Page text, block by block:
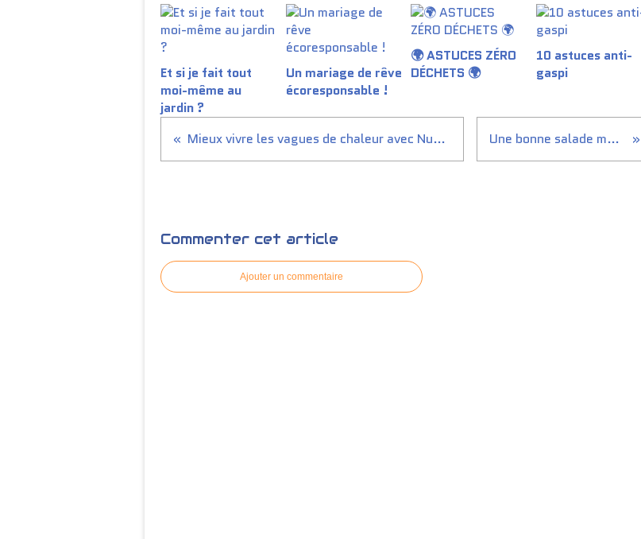
Et si je fait tout
moi-même au
jardin ?
Un mariage de rêve
écoresponsable !
🌍 ASTUCES ZÉRO
DÉCHETS 🌍
10 astuces anti-
gaspi
Mieux vivre les vagues de chaleur avec Nutripure Une bonne salade maison
Commenter cet article
Ajouter un commentaire